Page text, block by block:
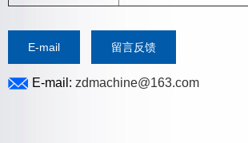
E-mail 留言反馈
E-mail: zdmachine@163.com